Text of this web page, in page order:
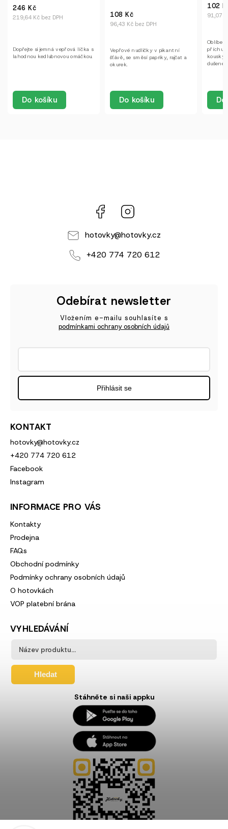
108 Kč
Do košíku
Vepřové nudličky v pikantní
šťávě, se směsí papriky, rajčat a
91,07 Kč bez DPH
Do košíku
příchutí papriky, česneku a
kousky vepřového masa,
dušeného na cibulkovém základu.
178,57
200
Plátek
Facebook
hotovky@hotovky.cz
+420 774 720 612
KONTAKT
hotovky@hotovky.cz
+420 774 720 612
Facebook
Instagram
INFORMACE PRO VÁS
Kontakty
Prodejna
FAQs
Obchodní podmínky
Podmínky ochrany osobních údajů
O hotovkách
VOP platební brána
VYHLEDÁVÁNÍ
Hledat
Odebírat newsletter
Vložením e-mailu souhlasíte s
podmínkami ochrany osobních údajů
Přihlásit se
Stáhněte si naši appku